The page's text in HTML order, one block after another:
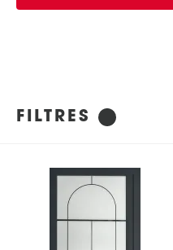
FILTRES